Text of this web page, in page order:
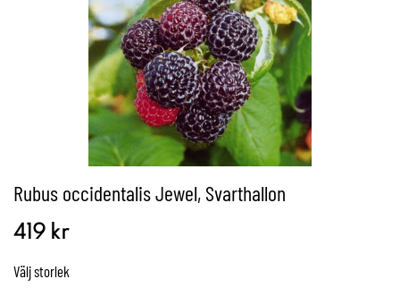
Rubus occidentalis Jewel, Svarthallon
419 kr
Väljstorlek